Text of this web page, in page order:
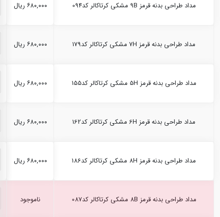
مداد طراحی بدنه قرمز 9B مشکی کرتاکالر کد094 ۶۸۰,۰۰۰ ریال
مداد طراحی بدنه قرمز 7H مشکی کرتاکالر کد179 ۶۸۰,۰۰۰ ریال
مداد طراحی بدنه قرمز 5H مشکی کرتاکالر کد155 ۶۸۰,۰۰۰ ریال
مداد طراحی بدنه قرمز 6H مشکی کرتاکالر کد162 ۶۸۰,۰۰۰ ریال
مداد طراحی بدنه قرمز 8H مشکی کرتاکالر کد186 ۶۸۰,۰۰۰ ریال
مداد طراحی بدنه قرمز 8B مشکی کرتاکالر کد087 ناموجود